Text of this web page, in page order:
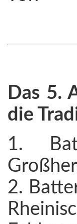
Das 5.
die
1.
2.